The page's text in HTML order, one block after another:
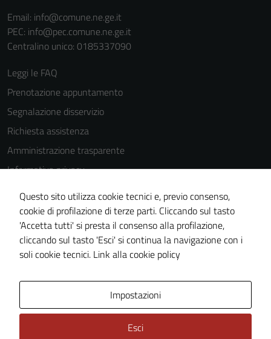
Email: info@comune.ne.ge.it
PEC: info@pec.comune.ne.ge.it
Centralino unico: 0185337090
Leggi le FAQ
Prenotazione appuntamento
Segnalazione disservizio
Richiesta assistenza
Amministrazione trasparente
Informativa privacy
Cookie Policy
Note legali
Dichiarazione di accessibilità
Piano di miglioramento del sito
Questo sito utilizza cookie tecnici e, previo consenso,
cookie di profilazione di terze parti. Cliccando sul tasto
'Accetta tutti' si presta il consenso alla profilazione,
cliccando sul tasto 'Esci' si continua la navigazione con i
soli cookie tecnici. Link alla cookie policy
Impostazioni
Esci